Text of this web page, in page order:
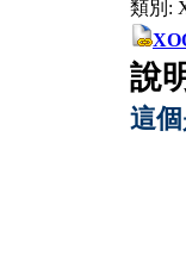
類別:
說
這